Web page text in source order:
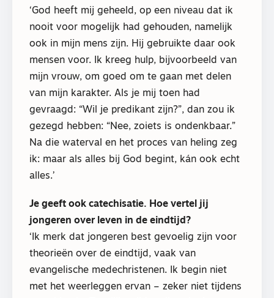
‘God heeft mij geheeld, op een niveau dat ik
nooit voor mogelijk had gehouden, namelijk
ook in mijn mens zijn. Hij gebruikte daar ook
mensen voor. Ik kreeg hulp, bijvoorbeeld van
mijn vrouw, om goed om te gaan met delen
van mijn karakter. Als je mij toen had
gevraagd: “Wil je predikant zijn?”, dan zou ik
gezegd hebben: “Nee, zoiets is ondenkbaar.”
Na die waterval en het proces van heling zeg
ik: maar als alles bij God begint, kán ook echt
alles.’
Je geeft ook catechisatie. Hoe vertel jij
jongeren over leven in de eindtijd?
‘Ik merk dat jongeren best gevoelig zijn voor
theorieën over de eindtijd, vaak van
evangelische medechristenen. Ik begin niet
met het weerleggen ervan – zeker niet tijdens